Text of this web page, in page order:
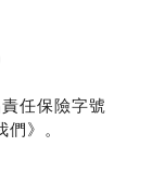
任保險字號
》。